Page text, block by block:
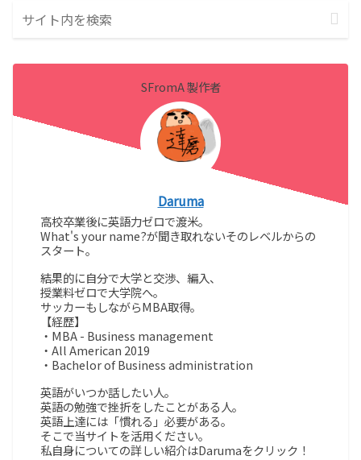
SFromA 製作者
Daruma
高校卒業後に英語力ゼロで渡米。
What's your name?が聞き取れないそのレベルからの
スタート。
結果的に自分で大学と交渉、編入、
授業料ゼロで大学院へ。
サッカーもしながらMBA取得。
【経歴】
・MBA - Business management
・All American 2019
・Bachelor of Business administration
英語がいつか話したい人。
英語の勉強で挫折をしたことがある人。
英語上達には「慣れる」必要がある。
そこで当サイトを活用ください。
私自身についての詳しい紹介はDarumaをクリック！